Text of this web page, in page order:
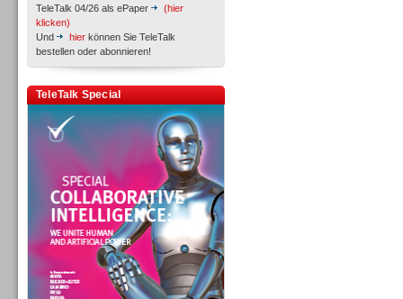
TeleTalk 04/26 als ePaper
(hier
klicken)
Und
hier können Sie TeleTalk
bestellen oder abonnieren!
TeleTalk Special
Personal